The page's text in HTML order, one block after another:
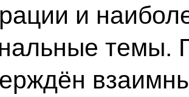
и
темы.